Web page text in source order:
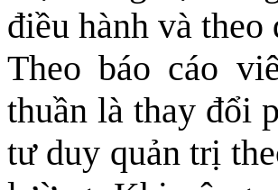
điều hành và
Theo báo cáo
thuần là thay đổi
tư duy quản trị